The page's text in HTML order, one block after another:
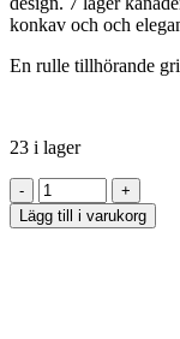
konkav och och
En rulle tillhörande
23 i lager
Lägg till i varukorg